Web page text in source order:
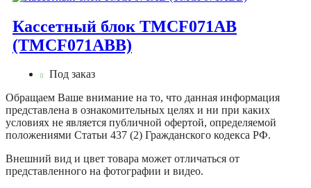
Кассетный блок TMCF071AB
(TMCF071ABB)
Под заказ
Обращаем Ваше внимание на то, что данная информация
представлена в ознакомительных целях и ни при каких
условиях не является публичной офертой, определяемой
положениями Статьи 437 (2) Гражданского кодекса РФ.
Внешний вид и цвет товара может отличаться от
представленного на фотографии и видео.